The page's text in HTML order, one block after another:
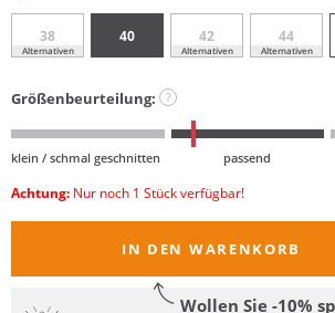
38
Alternativen
40 42
Alternativen
44
Alternativen
Größenbeurteilung: ?
klein / schmal geschnitten passend
Achtung: Nur noch 1 Stück verfügbar!
IN DEN WARENKORB
Wollen Sie -10%